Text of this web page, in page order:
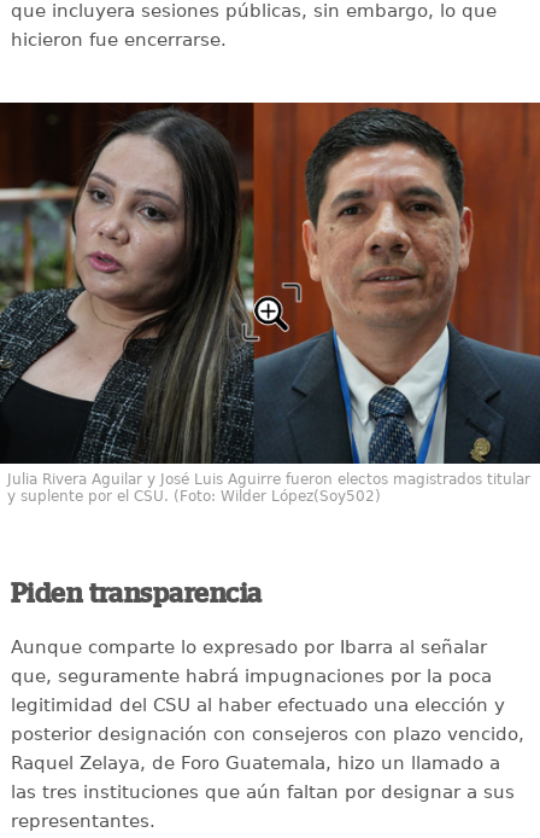
que incluyera sesiones públicas, sin embargo, lo que
hicieron fue encerrarse.
Julia Rivera Aguilar y José Luis Aguirre fueron electos magistrados titular
y suplente por el CSU. (Foto: Wilder López(Soy502)
Piden transparencia
Aunque comparte lo expresado por Ibarra al señalar
que, seguramente habrá impugnaciones por la poca
legitimidad del CSU al haber efectuado una elección y
posterior designación con consejeros con plazo vencido,
Raquel Zelaya, de Foro Guatemala, hizo un llamado a
las tres instituciones que aún faltan por designar a sus
representantes.